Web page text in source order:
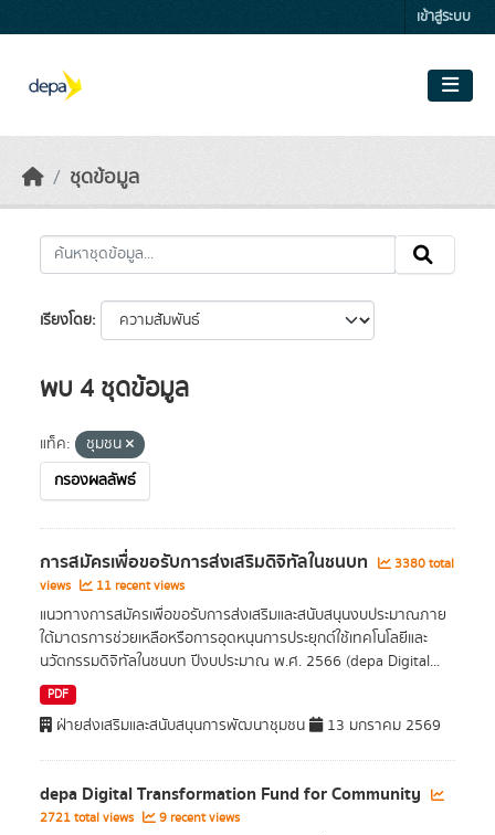
เข้าสู่ระบบ
ชุดข้อมูล
เรียงโดย
พบ 4 ชุดข้อมูล
แท็ค:
ชุมชน
กรองผลลัพธ์
การสมัครเพื่อขอรับการส่งเสริมดิจิทัลในชนบท
3380 total
views
11 recent views
แนวทางการสมัครเพื่อขอรับการส่งเสริมและสนับสนุนงบประมาณภาย
ใต้มาตรการช่วยเหลือหรือการอุดหนุนการประยุกต์ใช้เทคโนโลยีและ
นวัตกรรมดิจิทัลในชนบท ปีงบประมาณ พ.ศ. 2566 (depa Digital...
PDF
ฝ่ายส่งเสริมและสนับสนุนการพัฒนาชุมชน 13 มกราคม 2569
depa Digital Transformation Fund for Community
2721 total views 9 recent views